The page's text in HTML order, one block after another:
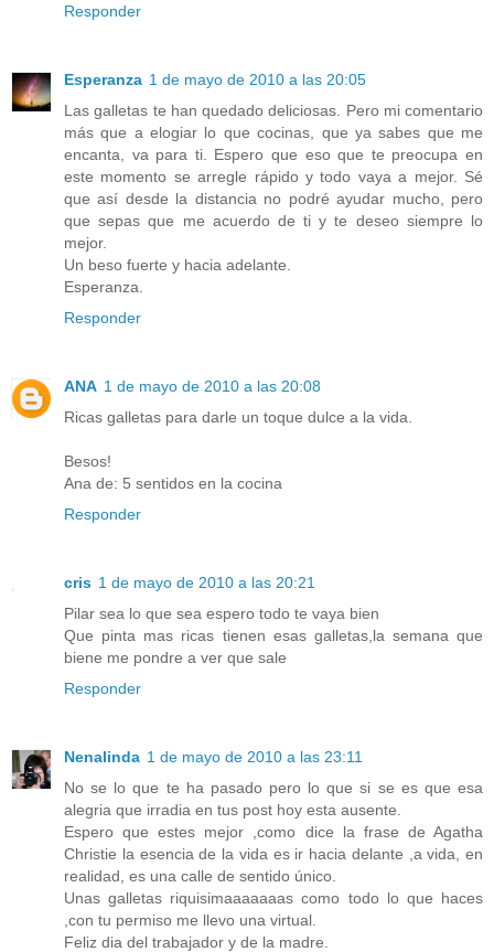
Responder
Esperanza 1 de mayo de 2010 a las 20:05
Las galletas te han quedado deliciosas. Pero mi comentario
más que a elogiar lo que cocinas, que ya sabes que me
encanta, va para ti. Espero que eso que te preocupa en
este momento se arregle rápido y todo vaya a mejor. Sé
que así desde la distancia no podré ayudar mucho, pero
que sepas que me acuerdo de ti y te deseo siempre lo
mejor.
Un beso fuerte y hacia adelante.
Esperanza.
Responder
ANA 1 de mayo de 2010 a las 20:08
Ricas galletas para darle un toque dulce a la vida.
Besos!
Ana de: 5 sentidos en la cocina
Responder
cris 1 de mayo de 2010 a las 20:21
Pilar sea lo que sea espero todo te vaya bien
Que pinta mas ricas tienen esas galletas,la semana que
biene me pondre a ver que sale
Responder
Nenalinda 1 de mayo de 2010 a las 23:11
No se lo que te ha pasado pero lo que si se es que esa
alegria que irradia en tus post hoy esta ausente.
Espero que estes mejor ,como dice la frase de Agatha
Christie la esencia de la vida es ir hacia delante ,a vida, en
realidad, es una calle de sentido único.
Unas galletas riquisimaaaaaaas como todo lo que haces
,con tu permiso me llevo una virtual.
Feliz dia del trabajador y de la madre.